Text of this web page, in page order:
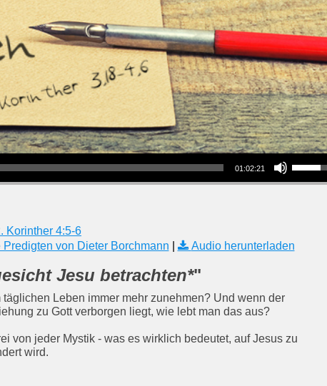
01:02:21
Pfeiltasten Hoch/Runter benutzen, um die Lautstärke zu regeln.
Korinther 4:5-6
Predigten von Dieter Borchmann Audio herunterladen
Jesu betrachten*"
Leben immer mehr zunehmen? Und wenn der
zu Gott verborgen liegt, wie lebt man das aus?
von jeder Mystik - was es wirklich bedeutet, auf Jesus zu
wird.